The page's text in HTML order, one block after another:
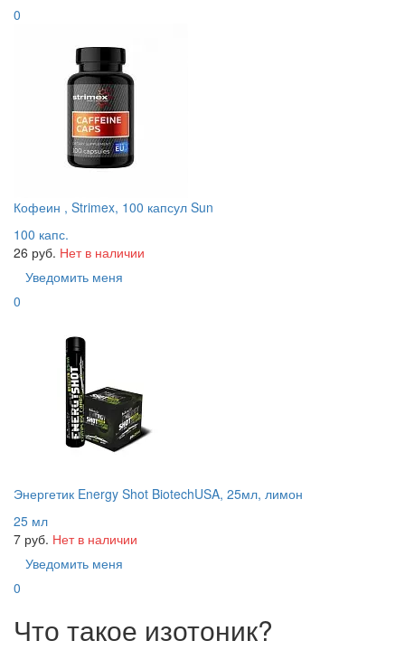
0
Кофеин , Strimex, 100 капсул Sun
100 капс.
26 руб. Нет в наличии
Уведомить меня
0
Энергетик Energy Shot BiotechUSA, 25мл, лимон
25 мл
7 руб. Нет в наличии
Уведомить меня
0
Что такое изотоник?